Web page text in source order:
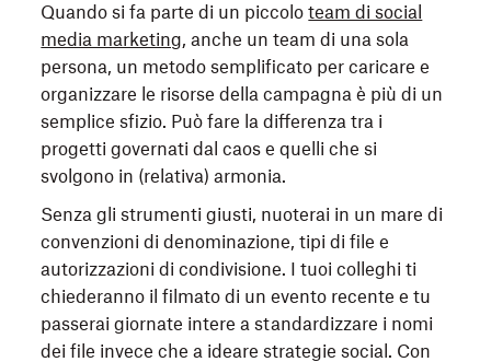
Quando si fa parte di un piccoloteam di social
media marketing, anche un team di una sola
persona, un metodo semplificato per caricare e
organizzare le risorse della campagna è più di un
semplice sfizio. Può fare la differenza tra i
progetti governati dal caos e quelli che si
svolgono in (relativa) armonia.
Senza gli strumenti giusti, nuoterai in un mare di
convenzioni di denominazione, tipi di file e
autorizzazioni di condivisione. I tuoi colleghi ti
chiederanno il filmato di un evento recente e tu
passerai giornate intere a standardizzare i nomi
dei file invece che a ideare strategie social. Con